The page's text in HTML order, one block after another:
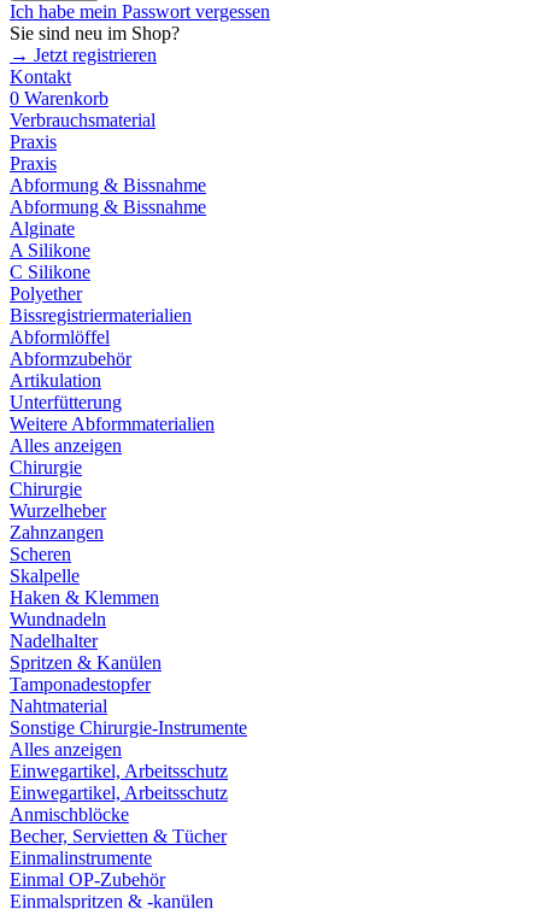
Ich habe mein Passwort vergessen
Sie sind neu im Shop?
→ Jetzt registrieren
Kontakt
0 Warenkorb
Verbrauchsmaterial
Praxis
Praxis
Abformung & Bissnahme
Abformung & Bissnahme
Alginate
A Silikone
C Silikone
Polyether
Bissregistriermaterialien
Abformlöffel
Abformzubehör
Artikulation
Unterfütterung
Weitere Abformmaterialien
Alles anzeigen
Chirurgie
Chirurgie
Wurzelheber
Zahnzangen
Scheren
Skalpelle
Haken & Klemmen
Wundnadeln
Nadelhalter
Spritzen & Kanülen
Tamponadestopfer
Nahtmaterial
Sonstige Chirurgie-Instrumente
Alles anzeigen
Einwegartikel, Arbeitsschutz
Einwegartikel, Arbeitsschutz
Anmischblöcke
Becher, Servietten & Tücher
Einmalinstrumente
Einmal OP-Zubehör
Einmalspritzen & -kanülen